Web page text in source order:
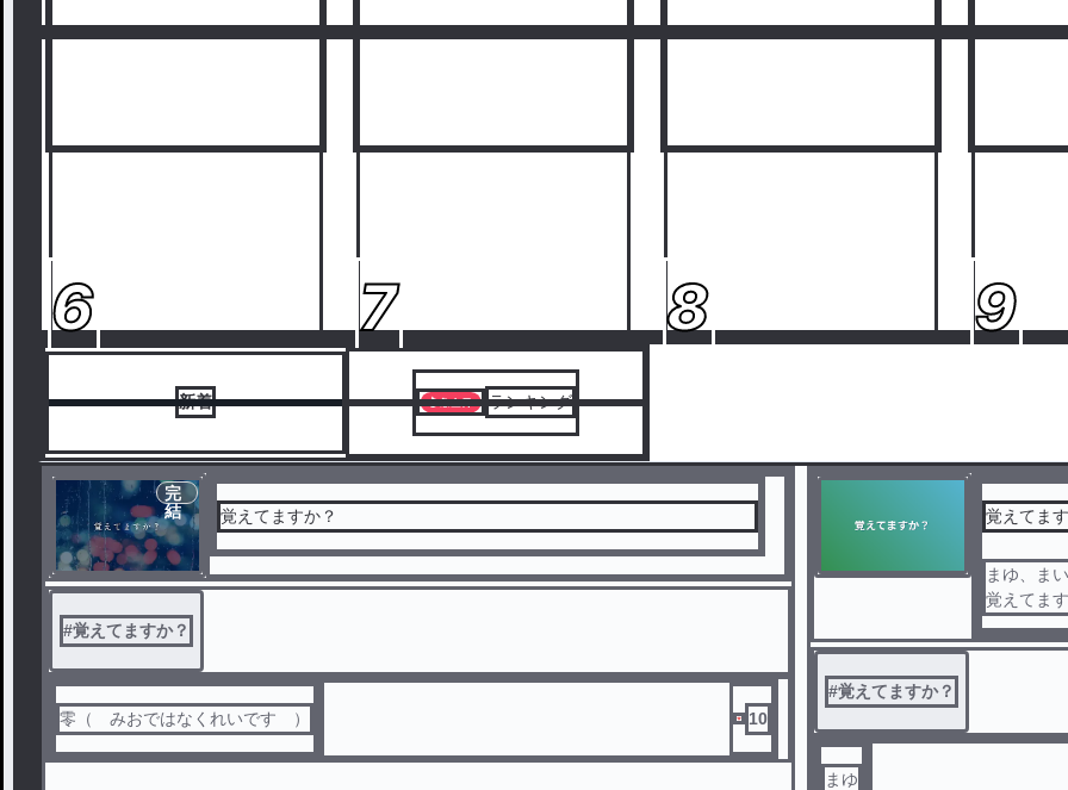
6 7 8 9
新着 ランキング
完
結
覚えてますか？
#覚えてますか？
零（ みおではなくれいです ） 10
覚えてま
まゆ、ま
覚えてま
まゆまい
#覚えてますか？
まゆ